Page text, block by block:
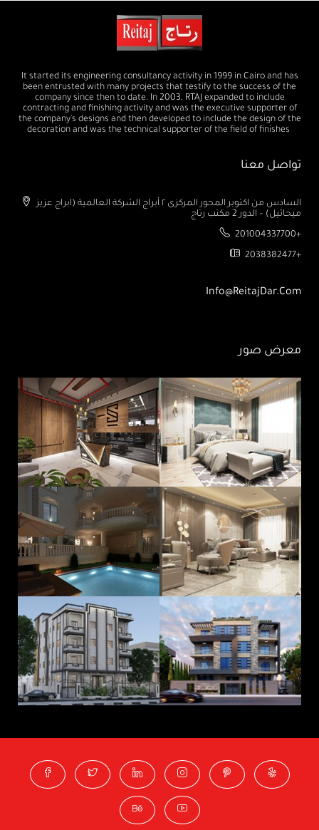
It started its engineering consultancy activity in 1999 in Cairo and has
been entrusted with many projects that testify to the success of the
company since then to date. In 2003, RTAJ expanded to include
contracting and finishing activity and was the executive supporter of
the company's designs and then developed to include the design of the
decoration and was the technical supporter of the field of finishes
تواصل معنا
ميخائيل) – الدور 2 مكتب رتاج
201004337700+
2038382477+
Info@ReitajDar.com
معرض صور